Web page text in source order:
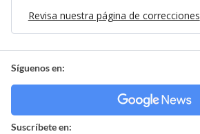
Revisa nuestra página de correcciones
Síguenos en:
Suscríbete en: